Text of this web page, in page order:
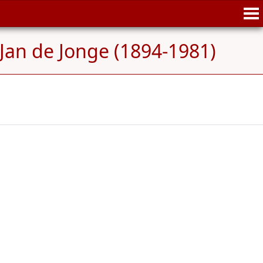
de Jonge (1894-1981)